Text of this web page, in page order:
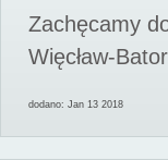
Zachęcamy
Więcław-Bator
dodano: Jan 13 2018